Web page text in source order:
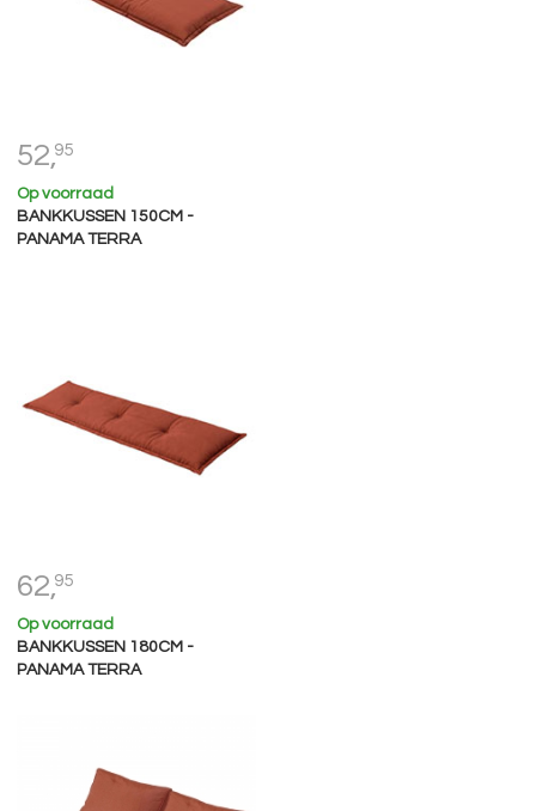
52,95
Op voorraad
BANKKUSSEN 150CM -
PANAMA TERRA
62,95
Op voorraad
BANKKUSSEN 180CM -
PANAMA TERRA